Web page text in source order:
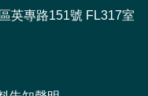
英專路151號 FL317室